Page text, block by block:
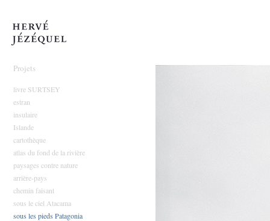
Projets
livre SURTSEY
estran
insulaire
Islande
cartothèque
atlas du fond de la rivière
paysages contre nature
arrière-pays
chemin faisant
sous le ciel Atacama
sous les pieds Patagonia